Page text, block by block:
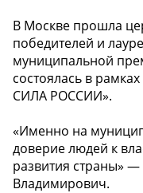
В Москве прошла
победителей и
муниципальной
состоялась в
СИЛА РОССИИ».
«Именно на
доверие людей к
развития страны»
Владимирович.